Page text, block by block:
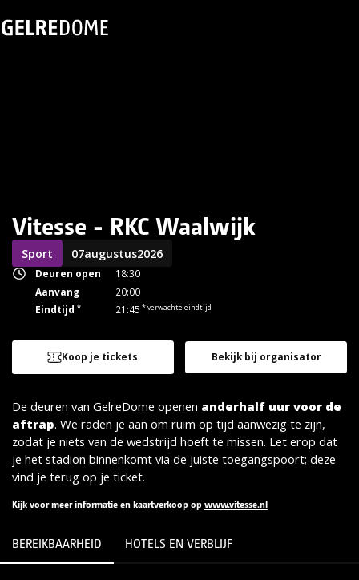
Vitesse - RKC Waalwijk
Sport 07augustus2026
Deuren open
18:30
Aanvang
20:00
Eindtijd* 21:45 * verwachte eindtijd
Koop je tickets Bekijk bij organisator
De deuren van GelreDome openen anderhalf uur voor de
aftrap. We raden je aan om ruim op tijd aanwezig te zijn,
zodat je niets van de wedstrijd hoeft te missen. Let erop dat
je het stadion binnenkomt via de juiste toegangspoort; deze
vind je terug op je ticket.
Kijk voor meer informatie en kaartverkoop op www.vitesse.nl
BEREIKBAARHEID HOTELS EN VERBLIJF